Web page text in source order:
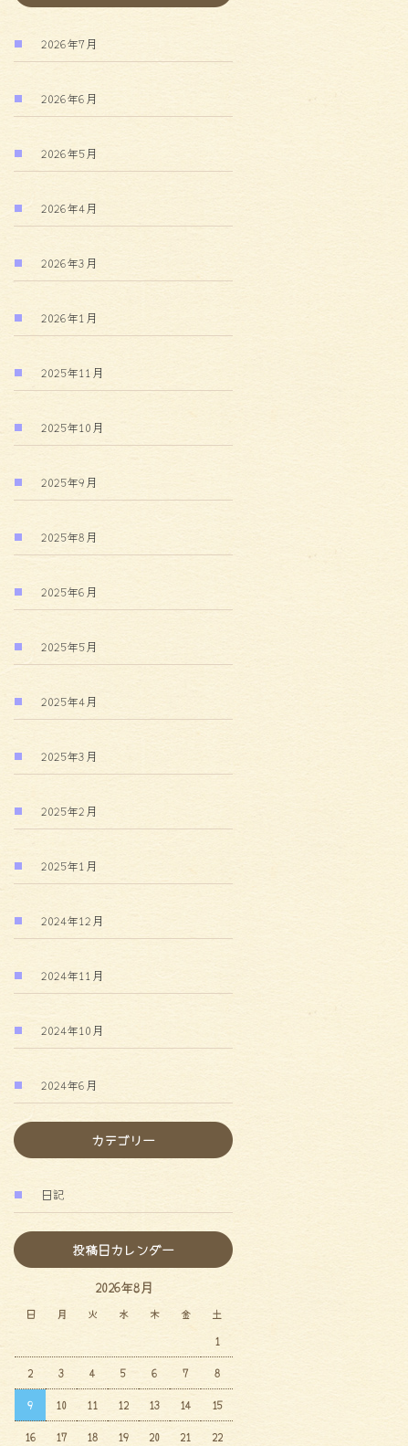
2026年7月
2026年6月
2026年5月
2026年4月
2026年3月
2026年1月
2025年11月
2025年10月
2025年9月
2025年8月
2025年6月
2025年5月
2025年4月
2025年3月
2025年2月
2025年1月
2024年12月
2024年11月
2024年10月
2024年6月
カテゴリー
日記
投稿日カレンダー
2026年8月
日 月 火 水 木 金 土
1
2 3 4 5 6 7 8
9 10 11 12 13 14 15
16 17 18 19 20 21 22